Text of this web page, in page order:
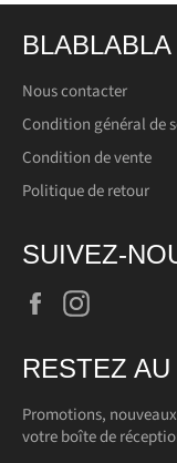
BLABLABLA
Nous contacter
Condition général de
Condition de vente
Politique de retour
SUIVEZ-
Facebook
RESTEZ
Promotions,
votre boîte de